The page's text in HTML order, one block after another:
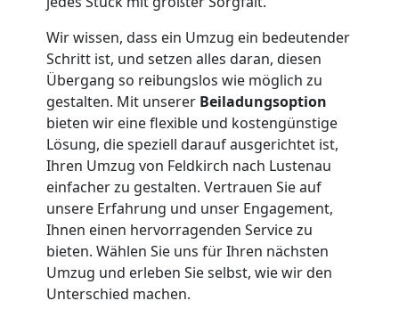
Wir wissen, dass ein Umzug ein bedeutender
Schritt ist, und setzen alles daran, diesen
Übergang so reibungslos wie möglich zu
gestalten. Mit unserer Beiladungsoption
bieten wir eine flexible und kostengünstige
Lösung, die speziell darauf ausgerichtet ist,
Ihren Umzug von Feldkirch nach Lustenau
einfacher zu gestalten. Vertrauen Sie auf
unsere Erfahrung und unser Engagement,
Ihnen einen hervorragenden Service zu
bieten. Wählen Sie uns für Ihren nächsten
Umzug und erleben Sie selbst, wie wir den
Unterschied machen.
Senioren
Feldkirch
Fernumzug
Feldkirch
Firmenumzug